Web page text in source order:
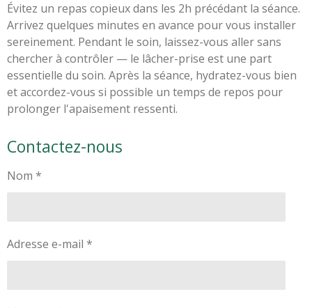
Évitez un repas copieux dans les 2h précédant la séance.
Arrivez quelques minutes en avance pour vous installer
sereinement. Pendant le soin, laissez-vous aller sans
chercher à contrôler — le lâcher-prise est une part
essentielle du soin. Après la séance, hydratez-vous bien
et accordez-vous si possible un temps de repos pour
prolonger l'apaisement ressenti.
Contactez-nous
Nom *
Adresse e-mail *